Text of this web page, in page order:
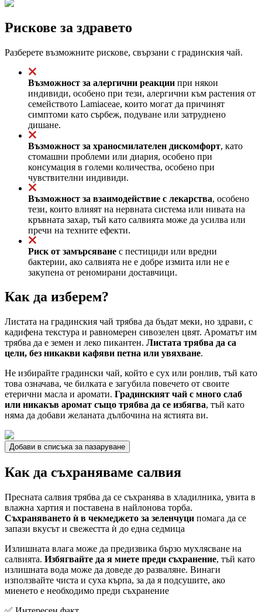
Рискове за здравето
Разберете възможните рискове, свързани с градинския чай.
Възможност за алергични реакции при някои
индивиди, особено при тези, алергични към растения от
семейството Lamiaceae, които могат да причинят
симптоми като сърбеж, подуване или затруднено
дишане.
Възможност за храносмилателен дискомфорт, като
стомашни проблеми или диария, особено при
консумация в големи количества, особено при
чувствителни индивиди.
Възможност за взаимодействие с лекарства, особено
тези, които влияят на нервната система или нивата на
кръвната захар, тъй като салвията може да усилва или
пречи на техните ефекти.
Риск от замърсяване с пестициди или вредни
бактерии, ако салвията не е добре измита или не е
закупена от реномирани доставчици.
Как да изберем?
Листата на градинския чай трябва да бъдат меки, но здрави, с
кадифена текстура и равномерен сивозелен цвят. Ароматът им
трябва да е земен и леко пикантен. Листата трябва да са
цели, без никакви кафяви петна или увяхване.
Не избирайте градински чай, който е сух или ронлив, тъй като
това означава, че билката е загубила повечето от своите
етерични масла и аромати. Градинският чай с много слаб
или никакъв аромат също трябва да се избягва, тъй като
няма да добави желаната дълбочина на ястията ви.
Добави в списъка за пазаруване
Как да съхраняваме салвия
Пресната салвия трябва да се съхранява в хладилника, увита в
влажна хартия и поставена в найлонова торба.
Съхраняването ѝ в чекмеджето за зеленчуци помага да се
запази вкусът и свежестта ѝ до една седмица
Излишната влага може да предизвика бързо мухлясване на
салвията. Избягвайте да я миете преди съхранение, тъй като
излишната вода може да доведе до разваляне. Винаги
използвайте чиста и суха кърпа, за да я подсушите, ако
миенето е необходимо преди съхранение